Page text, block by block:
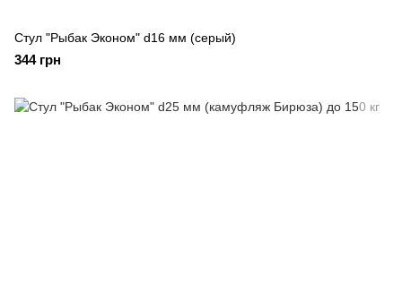
Стул "Рыбак Эконом" d16 мм (серый)
344 грн